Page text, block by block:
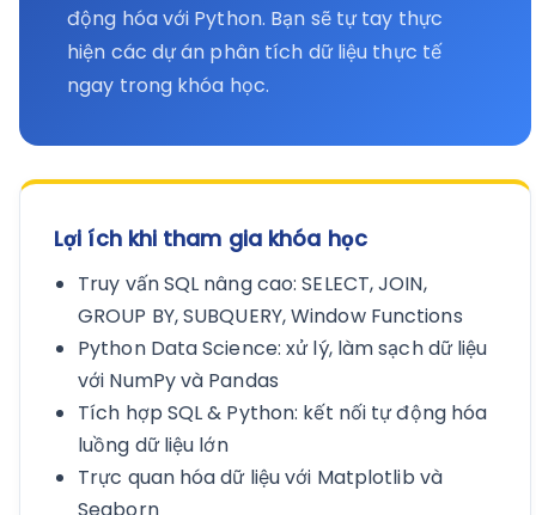
động hóa với Python. Bạn sẽ tự tay thực
hiện các dự án phân tích dữ liệu thực tế
ngay trong khóa học.
Lợi ích khi tham gia khóa học
Truy vấn SQL nâng cao: SELECT, JOIN,
GROUP BY, SUBQUERY, Window Functions
Python Data Science: xử lý, làm sạch dữ liệu
với NumPy và Pandas
Tích hợp SQL & Python: kết nối tự động hóa
luồng dữ liệu lớn
Trực quan hóa dữ liệu với Matplotlib và